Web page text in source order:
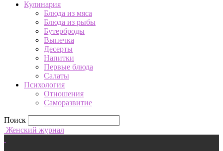
Кулинария
Блюда из мяса
Блюда из рыбы
Бутерброды
Выпечка
Десерты
Напитки
Первые блюда
Салаты
Психология
Отношения
Саморазвитие
Поиск
Женский журнал